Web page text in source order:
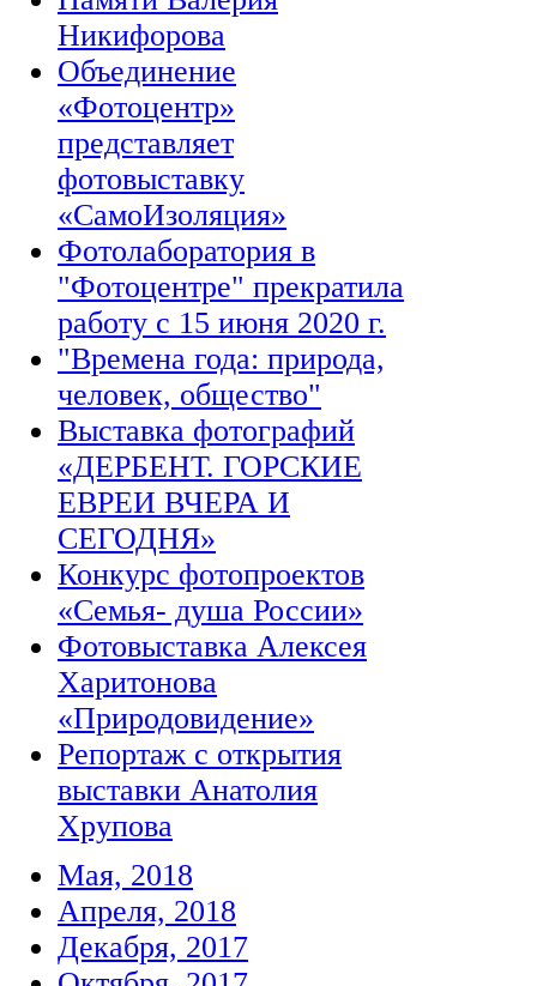
Никифорова
Объединение
«Фотоцентр»
представляет
фотовыставку
«СамоИзоляция»
Фотолаборатория в
"Фотоцентре" прекратила
работу с 15 июня 2020 г.
"Времена года: природа,
человек, общество"
Выставка фотографий
«ДЕРБЕНТ. ГОРСКИЕ
ЕВРЕИ ВЧЕРА И
СЕГОДНЯ»
Конкурс фотопроектов
«Семья- душа России»
Фотовыставка Алексея
Харитонова
«Природовидение»
Репортаж с открытия
выставки Анатолия
Хрупова
Мая, 2018
Апреля, 2018
Декабря, 2017